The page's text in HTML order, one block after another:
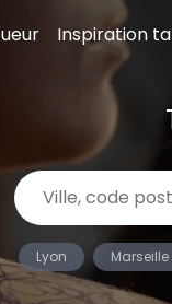
Inspiration
Lyon Marseille